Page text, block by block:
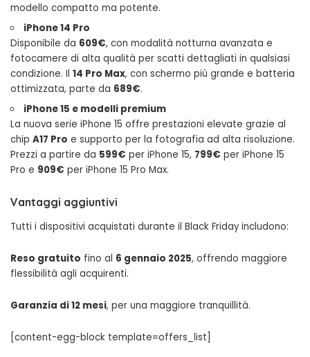
modello compatto ma potente.
iPhone 14 Pro
Disponibile da 609€, con modalità notturna avanzata e
fotocamere di alta qualità per scatti dettagliati in qualsiasi
condizione. Il 14 Pro Max, con schermo più grande e batteria
ottimizzata, parte da 689€.
iPhone 15 e modelli premium
La nuova serie iPhone 15 offre prestazioni elevate grazie al
chip A17 Pro e supporto per la fotografia ad alta risoluzione.
Prezzi a partire da 599€ per iPhone 15, 799€ per iPhone 15
Pro e 909€ per iPhone 15 Pro Max.
Vantaggi aggiuntivi
Tutti i dispositivi acquistati durante il Black Friday includono:
Reso gratuito fino al 6 gennaio 2025, offrendo maggiore
flessibilità agli acquirenti.
Garanzia di 12 mesi, per una maggiore tranquillità.
[content-egg-block template=offers_list]